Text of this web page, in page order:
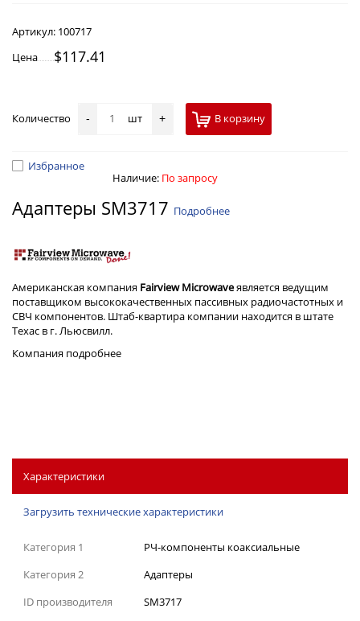
Артикул: 100717
Цена
$117.41
Количество - шт + В корзину
Избранное
Наличие: По запросу
Адаптеры SM3717 Подробнее
Американская компания Fairview Microwaveявляется ведущим
поставщиком высококачественных пассивных радиочастотных и
СВЧ компонентов. Штаб-квартира компании находится в штате
Техас в г. Льюсвилл.
Компания подробнее
Характеристики
Загрузить технические характеристики
Категория 1
РЧ-компоненты коаксиальные
Категория 2
Адаптеры
ID производителя
SM3717